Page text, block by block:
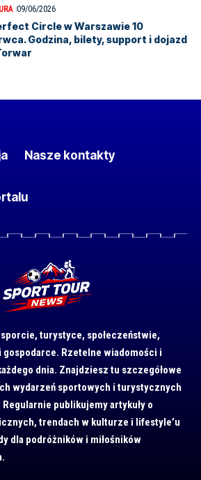
09/06/2026
Circle w Warszawie 10
Godzina, bilety, support i dojazd
Nasze kontakty
turystyce, społeczeństwie,
Rzetelne wiadomości i
dnia. Znajdziesz tu szczegółowe
wydarzeń sportowych i turystycznych
publikujemy artykuły o
trendach w kulturze i lifestyle’u
dla podróżników i miłośników